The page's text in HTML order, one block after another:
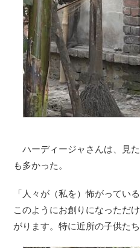
ハーディージャさんは、見
も多かった。
「人々が（私を）怖がってい
このようにお創りになっただ
がります。特に近所の子供た